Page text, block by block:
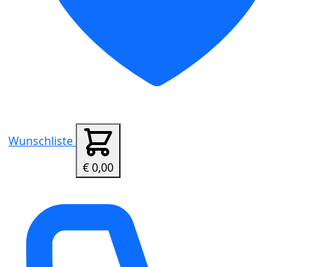
Wunschliste
€ 0,00